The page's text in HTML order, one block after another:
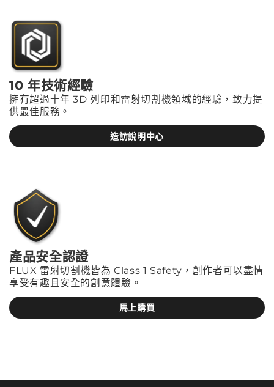
10 年技術經驗
擁有超過十年 3D 列印和雷射切割機領域的經驗，致力提
供最佳服務。
造訪說明中心
產品安全認證
FLUX 雷射切割機皆為 Class 1 Safety，創作者可以盡情
享受有趣且安全的創意體驗。
馬上購買